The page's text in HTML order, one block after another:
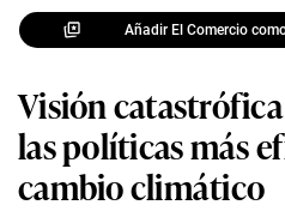
Añadir El Comercio
Visión
las políticas más
cambio climático